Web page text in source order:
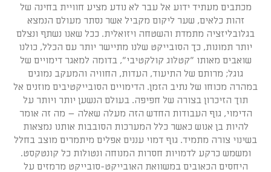
מכתבים מעתיד ידוע אל עבר לא נודע מציע חוויית בחינה של
זהות כלאים, שער ליקום מקביל אשר נסתר מעולם הנמצא
בגלובליזציה מתמדת והשטחה ויזואלית. ככל שאנו נשתף ונצלם
יותר תמונות, כך הסובייקט שלנו מתיישר יותר עם הכלל, כולנו
שואבים מאותו ״קטלוג קולקטיבי״, בדומה למאגר דימויים של
גוגל; מרותם של התיעוד, העדות, החוויה והמעקב נמוגים
במהרה מכוחו של נתיב הזמן. הדימויים הסובייקטיבים מוזנים אל
תוך הזיכרון בצורה של חפיפה. בעולם הנשען יותר ויותר על
הדימוי, גוף העבודות החדש הזה מעלה שאלה – מה זה אומר
להיות בן אנוש כאשר כלל המערכות הסובבות אותנו נמצאות
בשינוי צורה מתמיד. גוף דמוי עננים אפלים מיתמרים מוצב בחלל
ומשמש כרקע לדמויות חסרות המנוחה ונטולות כל קונטקסט.
היחסים הכאובים במשוואת האובייקט-סובייקט מרמזים על